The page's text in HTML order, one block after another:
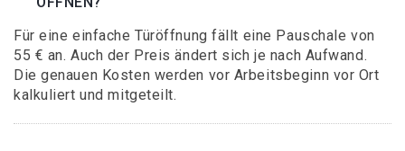
Für eine einfache Türöffnung fällt eine Pauschale von
55 € an. Auch der Preis ändert sich je nach Aufwand.
Die genauen Kosten werden vor Arbeitsbeginn vor Ort
kalkuliert und mitgeteilt.